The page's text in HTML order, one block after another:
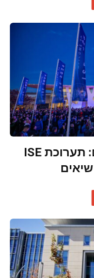
הישגים חסרי תקדים: תערוכת ISE